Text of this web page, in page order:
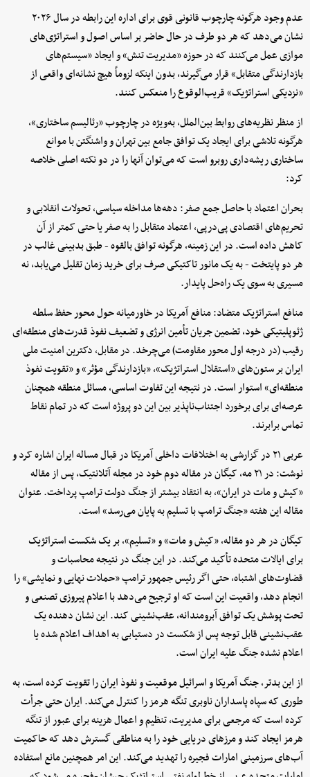
عدم وجود هرگونه چارچوب قانونی قوی برای اداره این رابطه در سال ۲۰۲۶
نشان می‌دهد که هر دو طرف در حال حاضر بر اساس اصول و استراتژی‌های
موازی عمل می‌کنند که در حوزه «مدیریت تنش» و ایجاد «سیستم‌های
بازدارندگی متقابل» قرار می‌گیرند، بدون اینکه لزوماً هیچ نشانه‌ای واقعی از
«نزدیکی استراتژیک» قریب‌الوقوع را منعکس کنند.
از منظر نظریه‌های روابط بین‌الملل، به‌ویژه در چارچوب «رئالیسم ساختاری»،
هرگونه تلاشی برای ایجاد یک توافق جامع بین تهران و واشنگتن با موانع
ساختاری ریشه‌داری روبرو است که می‌توان آنها را در دو نکته اصلی خلاصه
کرد:
بحران اعتماد با حاصل جمع صفر: دهه‌ها مداخله سیاسی، تحولات انقلابی و
تحریم‌های اقتصادی پی‌درپی، اعتماد متقابل را به صفر یا حتی کمتر از آن
کاهش داده است. در این زمینه، هرگونه توافق بالقوه - طبق بدبینی غالب در
هر دو پایتخت - به یک مانور تاکتیکی صرف برای خرید زمان تقلیل می‌یابد، نه
مسیری به سوی یک راه‌حل پایدار.
منافع استراتژیک متضاد: منافع آمریکا در خاورمیانه حول محور حفظ سلطه
ژئوپلیتیکی خود، تضمین جریان تأمین انرژی و تضعیف نفوذ قدرت‌های منطقه‌ای
رقیب (در درجه اول محور مقاومت) می‌چرخد. در مقابل، دکترین امنیت ملی
ایران بر ستون‌های «استقلال استراتژیک»، «بازدارندگی مؤثر» و «تقویت نفوذ
منطقه‌ای» استوار است. در نتیجه این تفاوت اساسی، مسائل منطقه همچنان
عرصه‌ای برای برخورد اجتناب‌ناپذیر بین این دو پروژه است که در تمام نقاط
تماس برابرند.
عربی ۲۱ در گزارشی به اختلافات داخلی آمریکا در قبال مساله ایران اشاره کرد و
نوشت: در ۲۱ مه، کیگان در مقاله دوم خود در مجله آتلانتیک، پس از مقاله
«کیش و مات در ایران»، به انتقاد بیشتر از جنگ دولت ترامپ پرداخت. عنوان
مقاله این هفته «جنگ ترامپ با تسلیم به پایان می‌رسد» است.
کیگان در هر دو مقاله، «کیش و مات» و «تسلیم»، بر یک شکست استراتژیک
برای ایالات متحده تأکید می‌کند. در این جنگ در نتیجه محاسبات و
قضاوت‌های اشتباه، حتی اگر رئیس جمهور ترامپ «حملات نهایی و نمایشی» را
انجام دهد، واقعیت این است که او ترجیح می‌دهد با اعلام پیروزی تصنعی و
تحت پوشش یک توافق آبرومندانه، عقب‌نشینی کند. این نشان دهنده یک
عقب‌نشینی قابل توجه پس از شکست در دستیابی به اهداف اعلام شده یا
اعلام نشده جنگ علیه ایران است.
از این بدتر، جنگ آمریکا و اسرائیل موقعیت و نفوذ ایران را تقویت کرده است، به
طوری که سپاه پاسداران ناوبری تنگه هرمز را کنترل می‌کند. ایران حتی جرأت
کرده است که مرجعی برای مدیریت، تنظیم و اعمال هزینه برای عبور از تنگه
هرمز ایجاد کند و مرزهای دریایی خود را به مناطقی گسترش دهد که حاکمیت
آب‌های سرزمینی امارات فجیره را تهدید می‌کند. این امر همچنین مانع استفاده